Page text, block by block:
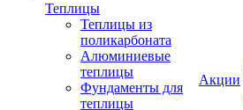
Теплицы
Теплицы из
поликарбоната
Алюминиевые
теплицы
Фундаменты для
теплицы
Акции